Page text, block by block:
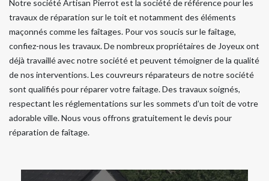
Notre société Artisan Pierrot est la société de référence pour les
travaux de réparation sur le toit et notamment des éléments
maçonnés comme les faîtages. Pour vos soucis sur le faîtage,
confiez-nous les travaux. De nombreux propriétaires de Joyeux ont
déjà travaillé avec notre société et peuvent témoigner de la qualité
de nos interventions. Les couvreurs réparateurs de notre société
sont qualifiés pour réparer votre faitage. Des travaux soignés,
respectant les réglementations sur les sommets d’un toit de votre
adorable ville. Nous vous offrons gratuitement le devis pour
réparation de faîtage.